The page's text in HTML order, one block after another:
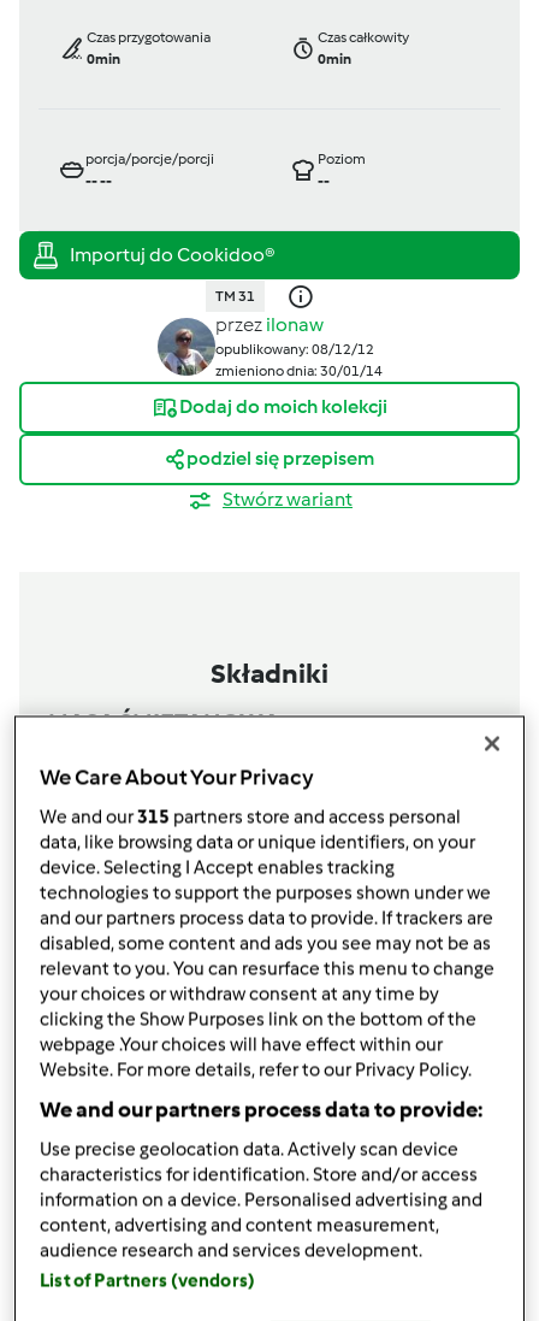
Czas przygotowania
0min
Czas całkowity
0min
porcja/porcje/porcji
----
Poziom
--
TM 31
przez ilonaw
opublikowany: 08/12/12
zmieniono dnia: 30/01/14
Dodaj do moich kolekcji
podziel się przepisem
Stwórz wariant
Składniki
MASA ŚMIETANOWA
1cukier waniliowy
3śmietan-fix
MASA CYTRYNOWA
2jajka
1kostka masła
1cytryna
1galaretka cytrynowa
2budynie smietankowe
BISZKOPT
pół szklanki mąki ziemniaczanej
3/4szklanki maki pszennej tortowej
1łyżeczka proszu do pieczenia
1szklanka cukru zwykłego
5jaj
Lista zakupów
We Care About Your Privacy
We and our315 partners store and access personal
data, like browsing data or unique identifiers, on your
device. Selecting I Accept enables tracking
technologies to support the purposes shown under we
and our partners process data to provide. If trackers are
disabled, some content and ads you see may not be as
relevant to you. You can resurface this menu to change
your choices or withdraw consent at any time by
clicking the Show Purposes link on the bottom of the
webpage .Your choices will have effect within our
Website. For more details, refer to our Privacy Policy.
We and our partners process data to provide:
Use precise geolocation data. Actively scan device
characteristics for identification. Store and/or access
information on a device. Personalised advertising and
content, advertising and content measurement,
audience research and services development.
List of Partners (vendors)